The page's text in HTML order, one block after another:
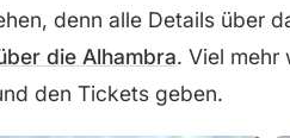
denn alle Details über
die Alhambra. Viel mehr
den Tickets geben.